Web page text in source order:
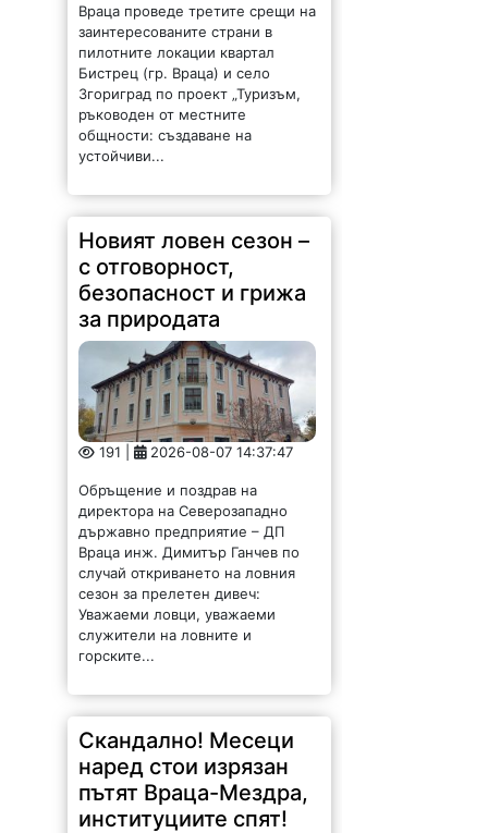
Бистрец (гр. Враца) и село
Згориград по проект „Туризъм,
ръководен от местните
общности: създаване на
устойчиви...
с отговорност,
безопасност и грижа
за природата
191 | 2026-08-07 14:37:47
Обръщение и поздрав на
директора на Северозападно
Враца инж. Димитър Ганчев по
случай откриването на ловния
сезон за прелетен дивеч:
Уважаеми ловци, уважаеми
служители на ловните и
горските...
наред стои изрязан
пътят Враца-Мездра,
институциите спят!